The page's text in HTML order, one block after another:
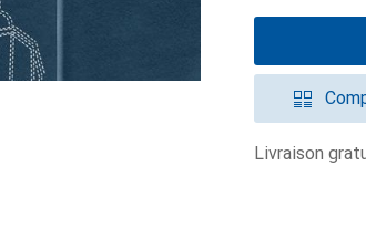
livraison